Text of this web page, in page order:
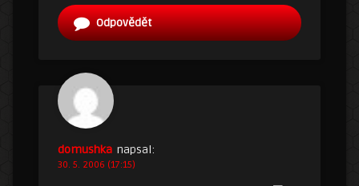
Odpovědět
domushka napsal:
30. 5. 2006 (17:15)